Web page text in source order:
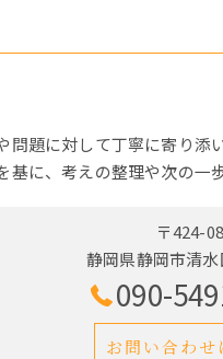
問題に対して丁寧に寄り
に、考えの整理や次の一
〒424-
静岡県静岡市清
090-
お問い合わせ